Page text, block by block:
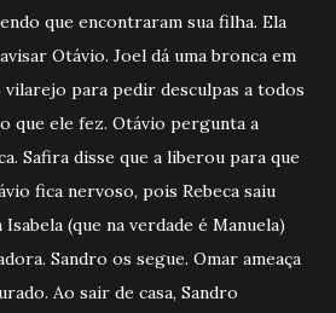
que encontraram sua filha. Ela
Otávio. Joel dá uma bronca em
para pedir desculpas a todos
que ele fez. Otávio pergunta a
Safira disse que a liberou para que
fica nervoso, pois Rebeca saiu
(que na verdade é Manuela)
Sandro os segue. Omar ameaça
Ao sair de casa, Sandro